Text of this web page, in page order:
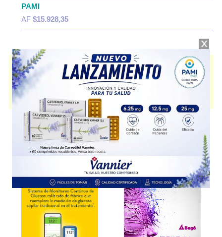
PAMI
AF $15.928,35
MELASMAX contiene hidroquinona+asoc.y se indica como Inhibidor de
la melanogénesis
. Es producido porDomínguez y cuenta con 1
presentación disponible.
Algunas presentaciones cuentan con cobertura PAMI.
Explorar más
Otros productos conhidroquinona+asoc.
Otros productos deDomínguez